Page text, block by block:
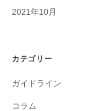
2021年10月
カテゴリー
ガイドライン
コラム